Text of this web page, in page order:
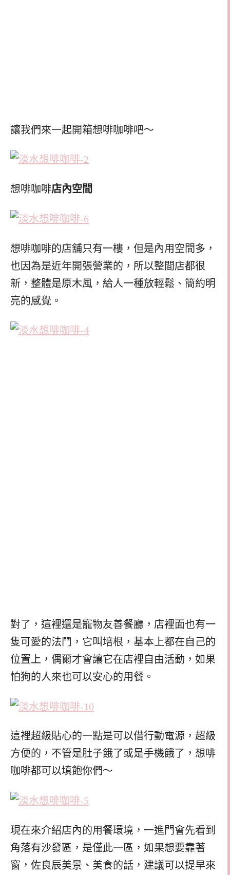
讓我們來一起開箱想啡咖啡吧～
想啡咖啡店內空間
想啡咖啡的店舖只有一樓，但是內用空間多，
也因為是近年開張營業的，所以整間店都很
新，整體是原木風，給人一種放輕鬆、簡約明
亮的感覺。
對了，這裡還是寵物友善餐廳，店裡面也有一
隻可愛的法鬥，它叫培根，基本上都在自己的
位置上，偶爾才會讓它在店裡自由活動，如果
怕狗的人來也可以安心的用餐。
這裡超級貼心的一點是可以借行動電源，超級
方便的，不管是肚子餓了或是手機餓了，想啡
咖啡都可以填飽你們～
現在來介紹店內的用餐環境，一進門會先看到
角落有沙發區，是僅此一區，如果想要靠著
窗，佐良辰美景、美食的話，建議可以提早來